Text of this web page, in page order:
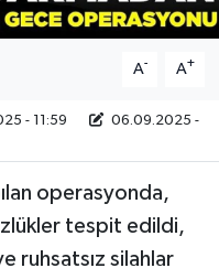
A- A+
- 11:59
06.09.2025 -
operasyonda,
tespit edildi,
ruhsatsız silahlar